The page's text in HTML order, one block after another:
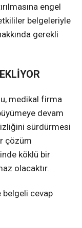
engel
belgeleriyle
gerekli
medikal firma
devam
sürdürmesi
çözüm
köklü bir
olacaktır.
belgeli cevap